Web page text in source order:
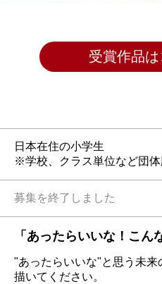
受賞作品は
日本在住の小学生
※学校、クラス単位など団体
募集を終了しました
「あったらいいな！こん
"あったらいいな"と思う未
描いてください。